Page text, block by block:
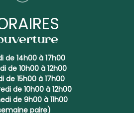
de 14h00 à 17h00
de 10h00 à 12h00
de 15h00 à 17h00
de 10h00 à 12h00
de 9h00 à 11h00
paire)